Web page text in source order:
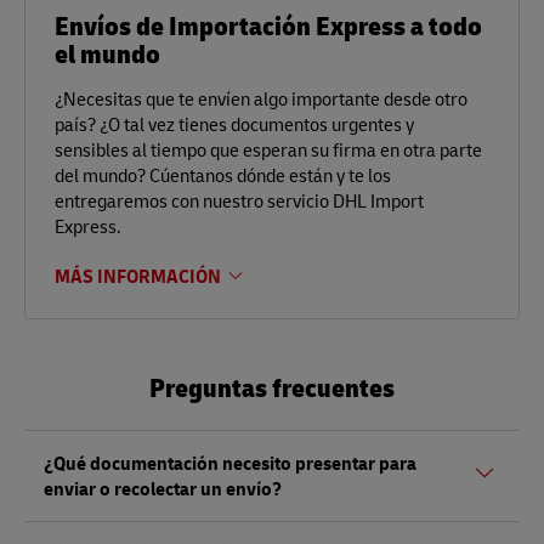
Envíos de Importación Express a todo
el mundo
¿Necesitas que te envíen algo importante desde otro
país? ¿O tal vez tienes documentos urgentes y
sensibles al tiempo que esperan su firma en otra parte
del mundo? Cúentanos dónde están y te los
entregaremos con nuestro servicio DHL Import
Express.
MÁS INFORMACIÓN
Preguntas frecuentes
¿Qué documentación necesito presentar para
enviar o recolectar un envío?